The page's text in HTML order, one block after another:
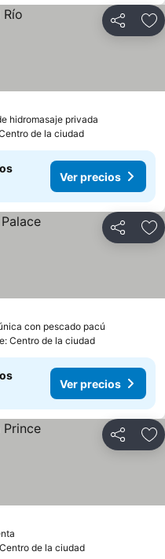
Compartir
hidromasaje privada
de la ciudad
Ver precios
Compartir
con pescado pacú
Centro de la ciudad
Ver precios
Compartir
de la ciudad